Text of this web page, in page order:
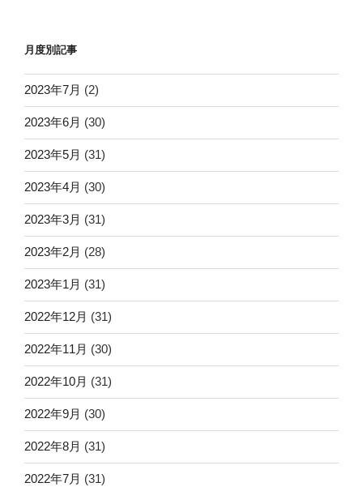
月度別記事
2023年7月 (2)
2023年6月 (30)
2023年5月 (31)
2023年4月 (30)
2023年3月 (31)
2023年2月 (28)
2023年1月 (31)
2022年12月 (31)
2022年11月 (30)
2022年10月 (31)
2022年9月 (30)
2022年8月 (31)
2022年7月 (31)